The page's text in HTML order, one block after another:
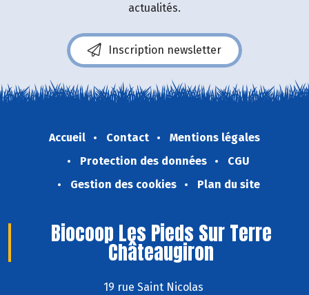
actualités.
Inscription newsletter
Accueil Contact
Mentions légales
Protection des données
CGU
Gestion des cookies
Plan du site
Biocoop Les Pieds Sur Terre
Châteaugiron
19 rue Saint Nicolas